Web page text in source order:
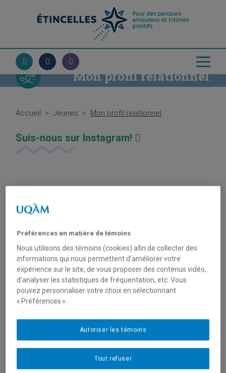
Mon profil relationnel
Accueil >Jeunes > Mon profil relationnel
Suis-nous sur Instagram!
relationnel personnalisé.
Important : En aucun cas tes informations ne seront
communiquées à autrui.
J’ai déjà un profil
Se connecter
Identifiant ou adresse e-mail
Préférences en matière de témoins
Nous utilisons des témoins (cookies) afin de collecter des
informations qui nous permettent d’améliorer votre
expérience sur le site, de vous proposer des contenus vidéo,
d’analyser les statistiques de fréquentation, etc. Vous
pouvez personnaliser votre choix en sélectionnant
« Préférences ».
Tout refuser
Autoriser les témoins